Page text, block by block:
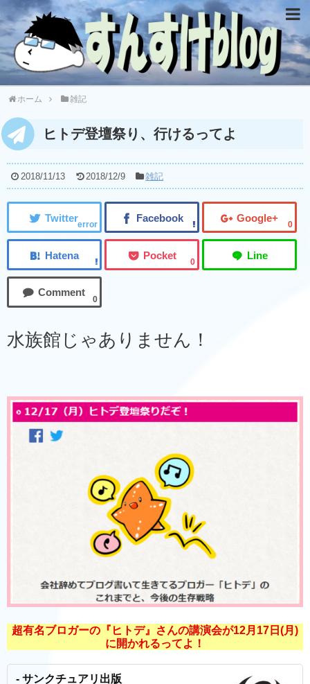
ホーム 雑記
ヒトデ登壇祭り、行けるってよ
2018/11/13 2018/12/9 雑記
error 0
0
0
水族館じゃありません！
超有名ブロガーの『ヒトデ』さんの講演会が12月17日(月)
に開かれるってよ！
- サンクチュアリ出版